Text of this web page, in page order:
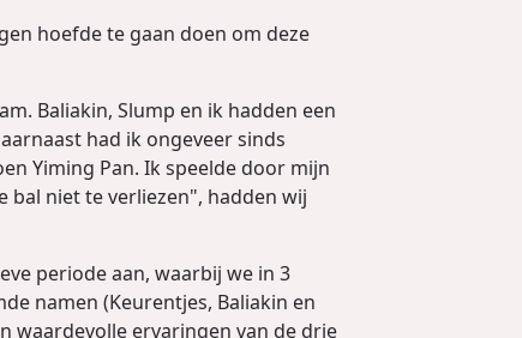
hoefde te gaan doen om deze
Baliakin, Slump en ik hadden een
had ik ongeveer sinds
Yiming Pan. Ik speelde door mijn
niet te verliezen", hadden wij
periode aan, waarbij we in 3
namen (Keurentjes, Baliakin en
waardevolle ervaringen van de drie